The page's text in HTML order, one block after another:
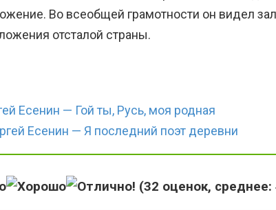
Во всеобщей грамотности он видел
отсталой страны.
Есенин — Гой ты, Русь, моя родная
Есенин — Я последний поэт деревни
(32 оценок, среднее: